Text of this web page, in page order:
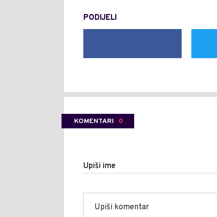
PODIJELI
KOMENTARI 0
Upiši ime